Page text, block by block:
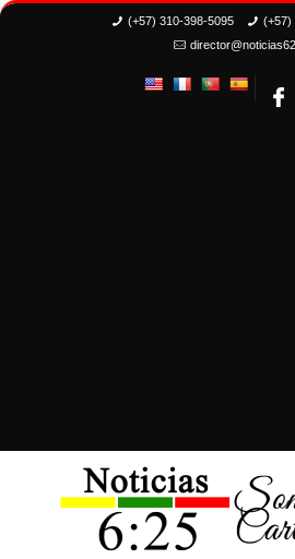
(+57) 310-398-5095
(+57)